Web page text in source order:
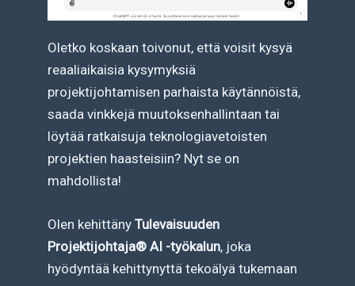
Oletko koskaan toivonut, että voisit kysyä
reaaliaikaisia kysymyksiä
projektijohtamisen parhaista käytännöistä,
saada vinkkejä muutoksenhallintaan tai
löytää ratkaisuja teknologiavetoisten
projektien haasteisiin? Nyt se on
mahdollista!
Olen kehittäny Tulevaisuuden
Projektijohtaja® AI -työkalun, joka
hyödyntää kehittynyttä tekoälyä tukemaan